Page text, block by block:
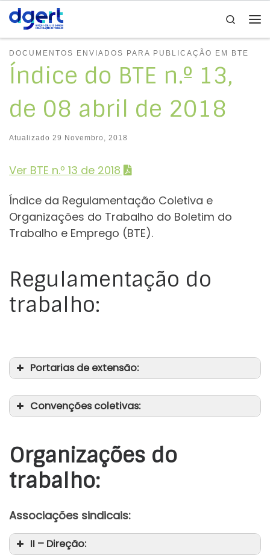
Skip to content
Search
DOCUMENTOS ENVIADOS PARA PUBLICAÇÃO EM BTE
Índice do BTE n.º 13,
de 08 abril de 2018
Atualizado 29 Novembro, 2018
Ver BTE n.º 13 de 2018
Índice da Regulamentação Coletiva e
Organizações do Trabalho do Boletim do
Trabalho e Emprego (BTE).
Regulamentação do
trabalho:
Portarias de extensão:
Convenções coletivas:
Organizações do
trabalho:
Associações sindicais:
II – Direção: